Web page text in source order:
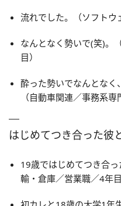
流れでした。（ソフトウ
なんとなく勢いで(笑)。
目）
酔った勢いでなんとなく
（自動車関連／事務系専
はじめてつき合った彼
19歳ではじめてつき合
輸・倉庫／営業職／4年目